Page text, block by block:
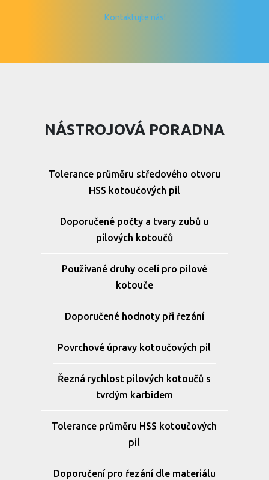
Kontaktujte nás!
NÁSTROJOVÁ PORADNA
Tolerance průměru středového otvoru
HSS kotoučových pil
Doporučené počty a tvary zubů u
pilových kotoučů
Používané druhy ocelí pro pilové
kotouče
Doporučené hodnoty při řezání
Povrchové úpravy kotoučových pil
Řezná rychlost pilových kotoučů s
tvrdým karbidem
Tolerance průměru HSS kotoučových
pil
Doporučení pro řezání dle materiálu